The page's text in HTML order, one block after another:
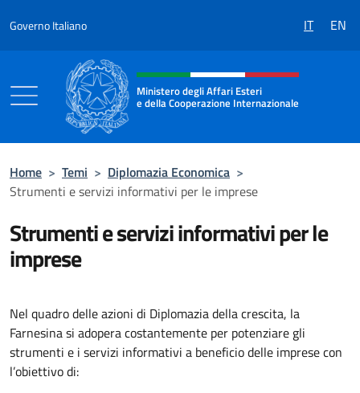
Governo Italiano IT EN
Intestazione sito, social e menù
Ministero degli Affari Esteri
e della Cooperazione Internazionale
Home > Temi > Diplomazia Economica >
Strumenti e servizi informativi per le imprese
Strumenti e servizi informativi per le
imprese
Nel quadro delle azioni di Diplomazia della crescita, la
Farnesina si adopera costantemente per potenziare gli
strumenti e i servizi informativi a beneficio delle imprese con
l’obiettivo di: